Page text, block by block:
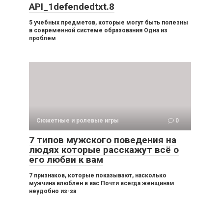
API_1defendedtxt.8
5 учебных предметов, которые могут быть полезны
в современной системе образования Одна из
проблем
Сюжетные и ролевые игры 0
7 типов мужского поведения на
людях которые расскажут всё о
его любви к вам
7 признаков, которые показывают, насколько
мужчина влюблен в вас Почти всегда женщинам
неудобно из-за